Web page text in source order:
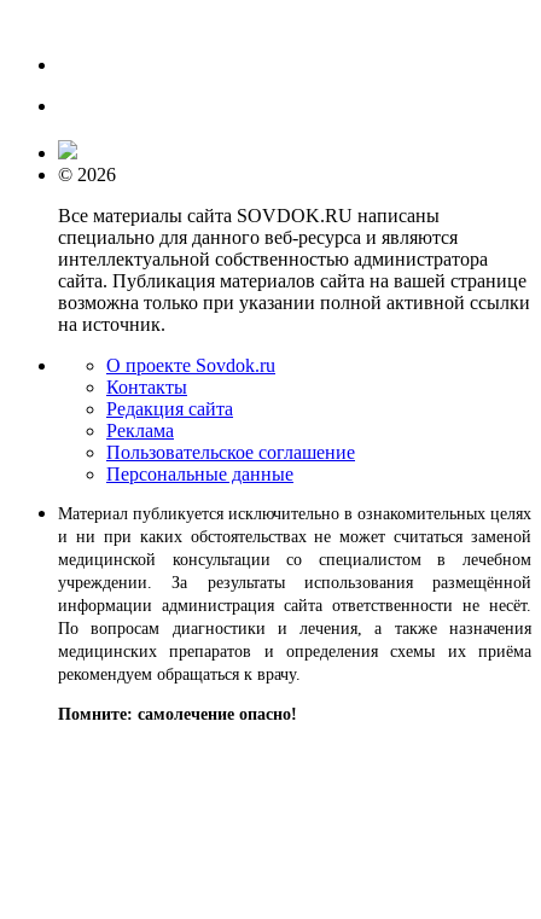
© 2026
Все материалы сайта SOVDOK.RU написаны
специально для данного веб-ресурса и являются
интеллектуальной собственностью администратора
сайта. Публикация материалов сайта на вашей странице
возможна только при указании полной активной ссылки
на источник.
О проекте Sovdok.ru
Контакты
Редакция сайта
Реклама
Пользовательское соглашение
Персональные данные
Материал публикуется исключительно в ознакомительных целях
и ни при каких обстоятельствах не может считаться заменой
медицинской консультации со специалистом в лечебном
учреждении. За результаты использования размещённой
информации администрация сайта ответственности не несёт.
По вопросам диагностики и лечения, а также назначения
медицинских препаратов и определения схемы их приёма
рекомендуем обращаться к врачу.
Помните: самолечение опасно!